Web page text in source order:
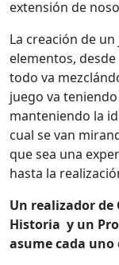
extensión de
La creación de
elementos,
todo va
juego va
manteniendo la
cual se van
que sea una
hasta la
Un realizador
Historia y un
asume cada uno